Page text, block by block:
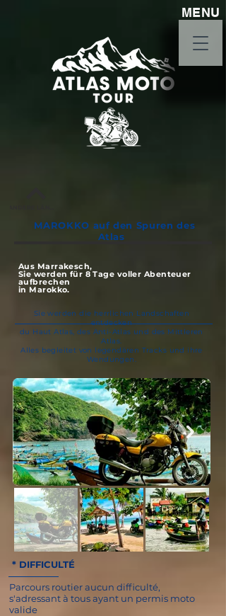
MENU
MAROKKO auf den Spuren des
Atlas
Aus Marrakesch,
Sie werden für 8 Tage voller Abenteuer
aufbrechen
in Marokko.
Sie werden die herrlichen Landschaften
entdecken
du Haut Atlas,des Anti-Atlas und des Mittleren
Atlas.
Alles begleitet von legendären Tracks und ihre
Wendungen.
* DIFFICULTÉ
Parcours routier aucun difficulté,
s'adressant à tous ayant un permis moto
valide